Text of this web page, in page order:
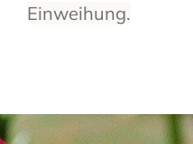
Einweihung.